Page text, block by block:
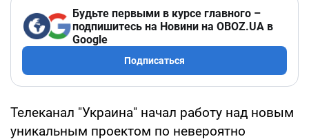
Будьте первыми в курсе главного –
подпишитесь на Новини на OBOZ.UA в
Google
Подписаться
Телеканал "Украина" начал работу над новым
уникальным проектом по невероятно